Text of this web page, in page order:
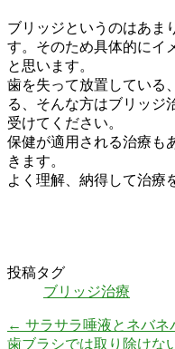
ブリッジというのはあま
す。そのため具体的にイ
と思います。
歯を失って放置している
る、そんな方はブリッジ
受けてください。
保健が適用される治療も
きます。
よく理解、納得して治療
投稿タグ
ブリッジ治療
← サラサラ唾液とネバネ
歯ブラシでは取り除けな